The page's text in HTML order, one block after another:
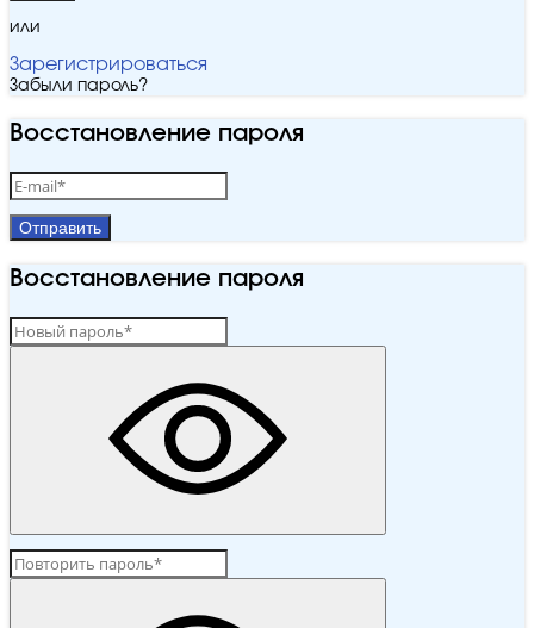
или
Зарегистрироваться
Забыли пароль?
Восстановление пароля
Отправить
Восстановление пароля